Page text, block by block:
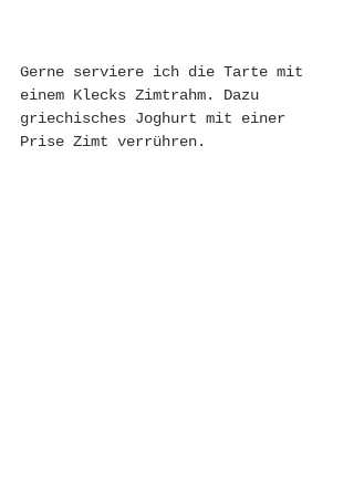
Gerne serviere ich die Tarte mit
einem Klecks Zimtrahm. Dazu
griechisches Joghurt mit einer
Prise Zimt verrühren.